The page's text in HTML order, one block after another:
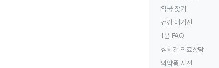
약국 찾기
건강 매거진
1분 FAQ
실시간 의료상담
의약품 사전